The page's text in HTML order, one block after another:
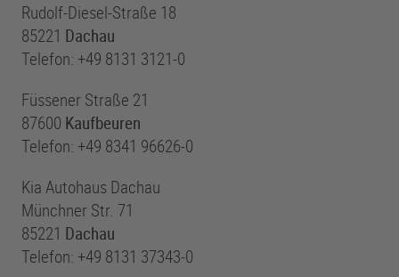
Rudolf-Diesel-Straße 18
85221 Dachau
Telefon: +49 8131 3121-0
Füssener Straße 21
87600 Kaufbeuren
Telefon: +49 8341 96626-0
Kia Autohaus Dachau
Münchner Str. 71
85221 Dachau
Telefon: +49 8131 37343-0